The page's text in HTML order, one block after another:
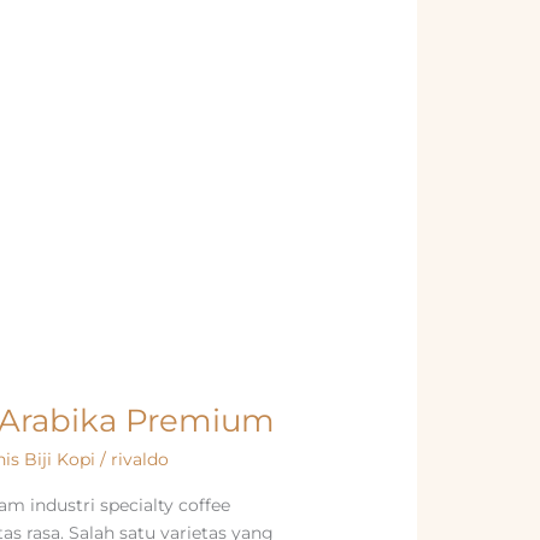
Premium
Biji Kopi / rivaldo
industri specialty coffee
rasa. Salah satu varietas yang